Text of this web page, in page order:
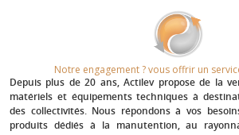
Notre engagement ? vous offrir un
Depuis plus de 20 ans, Actilev propose de la
matériels et équipements techniques à
des collectivités. Nous répondons à vos
produits dédiés à la manutention, au